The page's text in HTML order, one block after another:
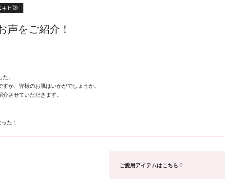
キビ跡
声をご紹介！
。
が、皆様のお肌はいかがでしょうか。
させていただきます。
た！
ご愛用アイテムはこちら！